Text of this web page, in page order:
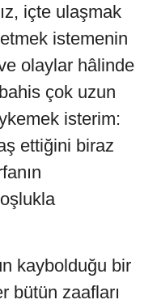
içte ulaşmak
istemenin
olaylar hâlinde
çok uzun
isterim:
ettiğini biraz
kaybolduğu bir
bütün zaafları